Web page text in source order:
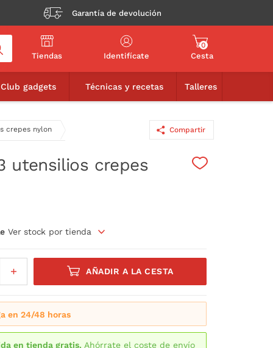
Garantía de devolución
Tiendas Identifícate
0
Cesta
Club gadgets Técnicas y recetas Talleres
crepes nylon
utensilios crepes
Ver stock por tienda
AÑADIR A LA CESTA
en 24/48 horas
en tienda gratis. Ahórrate el coste de envío
Compartir